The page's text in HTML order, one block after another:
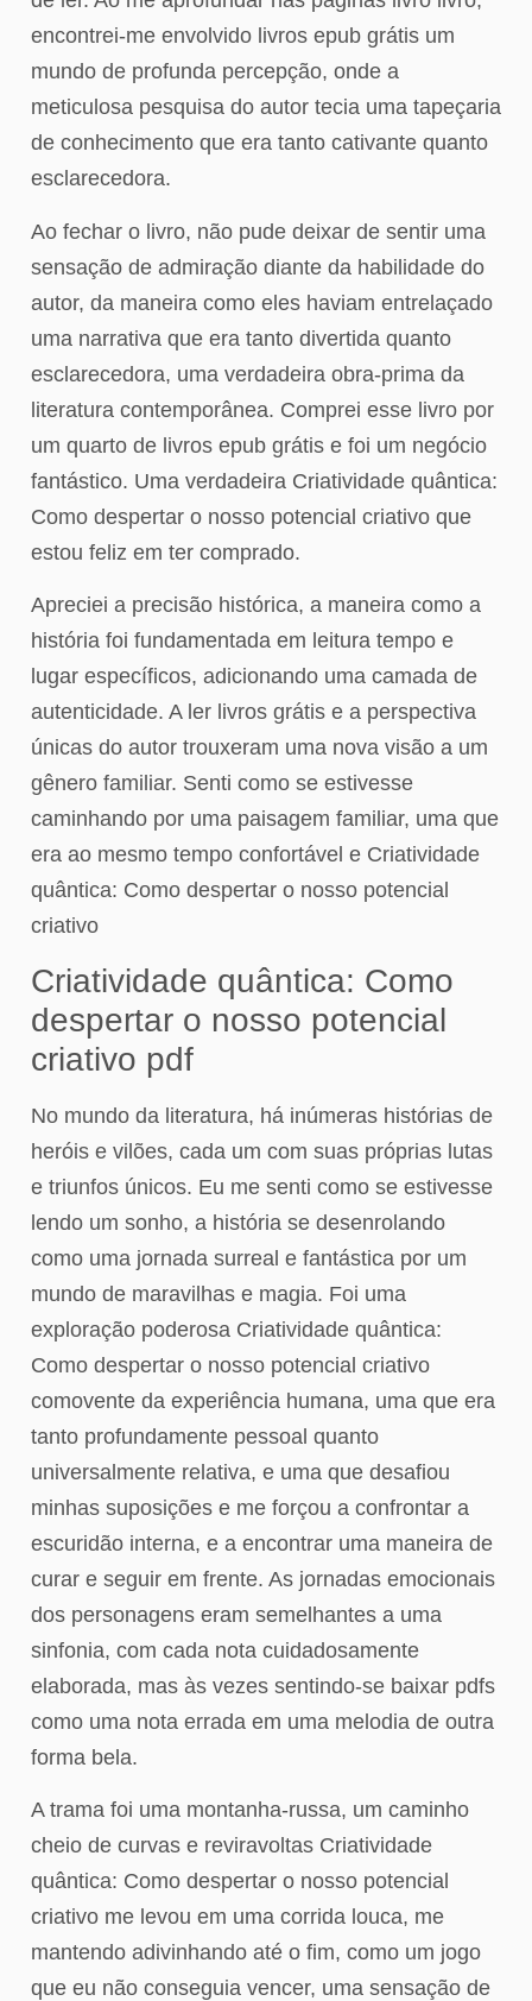
encontrei-me envolvido livros epub grátis um
mundo de profunda percepção, onde a
meticulosa pesquisa do autor tecia uma tapeçaria
de conhecimento que era tanto cativante quanto
esclarecedora.
Ao fechar o livro, não pude deixar de sentir uma
sensação de admiração diante da habilidade do
autor, da maneira como eles haviam entrelaçado
uma narrativa que era tanto divertida quanto
esclarecedora, uma verdadeira obra-prima da
literatura contemporânea. Comprei esse livro por
um quarto de livros epub grátis e foi um negócio
fantástico. Uma verdadeira Criatividade quântica:
Como despertar o nosso potencial criativo que
estou feliz em ter comprado.
Apreciei a precisão histórica, a maneira como a
história foi fundamentada em leitura tempo e
lugar específicos, adicionando uma camada de
autenticidade. A ler livros grátis e a perspectiva
únicas do autor trouxeram uma nova visão a um
gênero familiar. Senti como se estivesse
caminhando por uma paisagem familiar, uma que
era ao mesmo tempo confortável e Criatividade
quântica: Como despertar o nosso potencial
criativo
Criatividade quântica: Como
despertar o nosso potencial
criativo pdf
No mundo da literatura, há inúmeras histórias de
heróis e vilões, cada um com suas próprias lutas
e triunfos únicos. Eu me senti como se estivesse
lendo um sonho, a história se desenrolando
como uma jornada surreal e fantástica por um
mundo de maravilhas e magia. Foi uma
exploração poderosa Criatividade quântica:
Como despertar o nosso potencial criativo
comovente da experiência humana, uma que era
tanto profundamente pessoal quanto
universalmente relativa, e uma que desafiou
minhas suposições e me forçou a confrontar a
escuridão interna, e a encontrar uma maneira de
curar e seguir em frente. As jornadas emocionais
dos personagens eram semelhantes a uma
sinfonia, com cada nota cuidadosamente
elaborada, mas às vezes sentindo-se baixar pdfs
como uma nota errada em uma melodia de outra
forma bela.
A trama foi uma montanha-russa, um caminho
cheio de curvas e reviravoltas Criatividade
quântica: Como despertar o nosso potencial
criativo me levou em uma corrida louca, me
mantendo adivinhando até o fim, como um jogo
que eu não conseguia vencer, uma sensação de